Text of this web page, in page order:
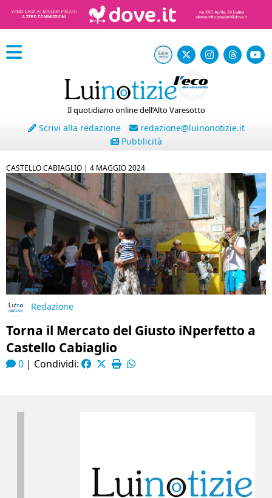
Il quotidiano online dell’Alto Varesotto
Scrivi alla redazione
redazione@luinonotizie.it
Pubblicità
CASTELLO CABIAGLIO | 4 MAGGIO 2024
Redazione
Torna il Mercato del Giusto iNperfetto a
Castello Cabiaglio
0 | Condividi: